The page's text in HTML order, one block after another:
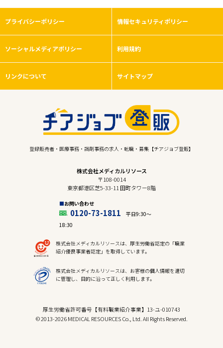
プライバシーポリシー 情報セキュリティポリシー
ソーシャルメディアポリシー 利用規約
リンクについて サイトマップ
登録販売者・医療事務・調剤事務の求人・転職・募集【チアジョブ登販】
株式会社メディカルリソース
〒108-0014
東京都港区芝5-33-11 田町タワー8階
お問い合わせ
0120-73-1811
平日9:30〜
18:30
株式会社メディカルリソースは、厚生労働省認定の「職業
紹介優良事業者認定」を取得しています。
株式会社メディカルリソースは、お客様の個人情報を適切
に管理し、目的に沿って正しく利用します。
厚生労働省許可番号【有料職業紹介事業】13-ユ-010743
© 2013-2026 MEDICAL RESOURCES Co., Ltd. All Rights Reserved.